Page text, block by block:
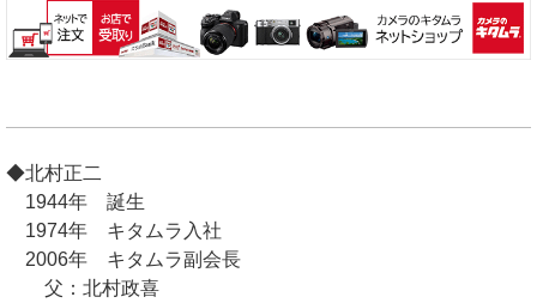
◆北村正二
1944年 誕生
1974年 キタムラ入社
2006年 キタムラ副会長
父：北村政喜